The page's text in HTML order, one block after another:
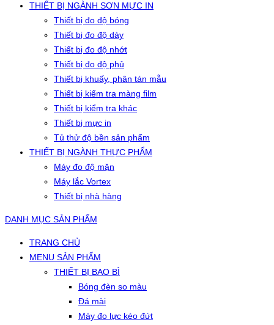
THIẾT BỊ NGÀNH SƠN MỰC IN
Thiết bị đo độ bóng
Thiết bị đo độ dày
Thiết bị đo độ nhớt
Thiết bị đo độ phủ
Thiết bị khuấy, phân tán mẫu
Thiết bị kiểm tra màng film
Thiết bị kiểm tra khác
Thiết bị mực in
Tủ thử độ bền sản phẩm
THIẾT BỊ NGÀNH THỰC PHẨM
Máy đo độ mặn
Máy lắc Vortex
Thiết bị nhà hàng
DANH MỤC SẢN PHẨM
TRANG CHỦ
MENU SẢN PHẨM
THIẾT BỊ BAO BÌ
Bóng đèn so màu
Đá mài
Máy đo lực kéo đứt